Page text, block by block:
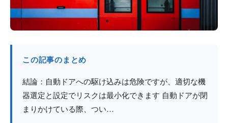
栃木
関西エリア
最新情報
この記事のまとめ
結論：自動ドアへの駆け込みは危険ですが、適切な機
器選定と設定でリスクは最小化できます 自動ドアが閉
まりかけている際、つい…